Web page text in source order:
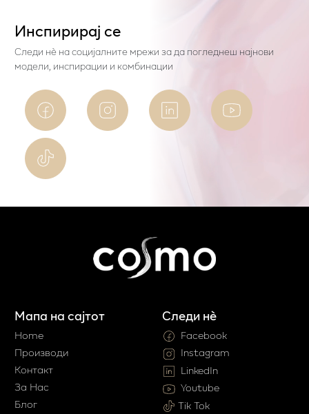
Инспирирај се
Следи нѐ на социјалните мрежи за да погледнеш најнови
модели, инспирации и комбинации
Мапа на сајтот
Home
Производи
Контакт
За Нас
Блог
Следи нè
Facebook
Instagram
LinkedIn
Youtube
Tik Tok